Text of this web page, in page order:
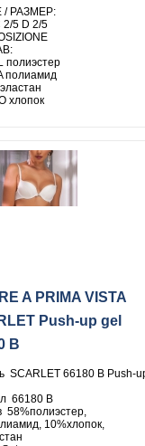
/ РАЗМЕР:
2/5 D 2/5
полиэстер
полиамид
хлопок
A PRIMA VISTA
Push-up gel
B
SCARLET 66180 B Push-
66180 B
58%полиэстер,
10%хлопок,